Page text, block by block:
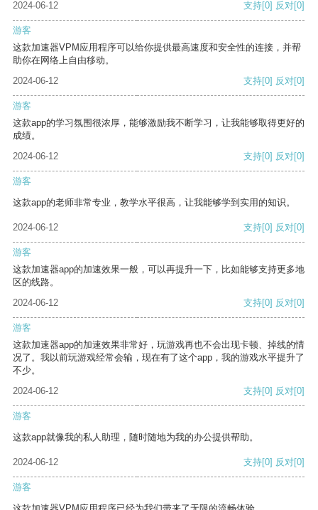
2024-06-12 支持[0] 反对[0]
游客
这款加速器VPM应用程序可以给你提供最高速度和安全性的连接，并帮
助你在网络上自由移动。
2024-06-12
支持[0] 反对[0]
游客
这款app的学习氛围很浓厚，能够激励我不断学习，让我能够取得更好的
成绩。
2024-06-12
支持[0] 反对[0]
游客
这款app的老师非常专业，教学水平很高，让我能够学到实用的知识。
2024-06-12 支持[0] 反对[0]
游客
这款加速器app的加速效果一般，可以再提升一下，比如能够支持更多地
区的线路。
2024-06-12
支持[0] 反对[0]
游客
这款加速器app的加速效果非常好，玩游戏再也不会出现卡顿、掉线的情
况了。我以前玩游戏经常会输，现在有了这个app，我的游戏水平提升了
不少。
2024-06-12
支持[0] 反对[0]
游客
这款app就像我的私人助理，随时随地为我的办公提供帮助。
2024-06-12 支持[0] 反对[0]
游客